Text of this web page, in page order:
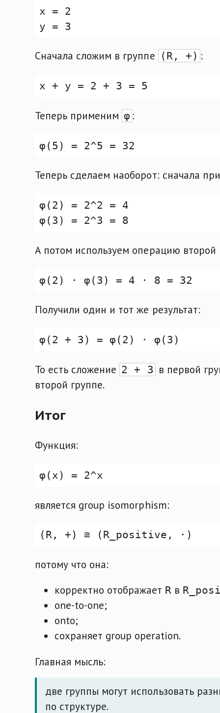
Сначала сложим в группе (R, +) :
Теперь применим φ :
Теперь сделаем наоборот: сначала
А потом используем операцию
Получили один и тот же результат:
То есть сложение 2 + 3 в первой
второй группе.
Итог
Функция:
является group isomorphism:
потому что она:
корректно отображает R в
one-to-one;
onto;
сохраняет group operation.
Главная мысль:
две группы могут использовать
по структуре.